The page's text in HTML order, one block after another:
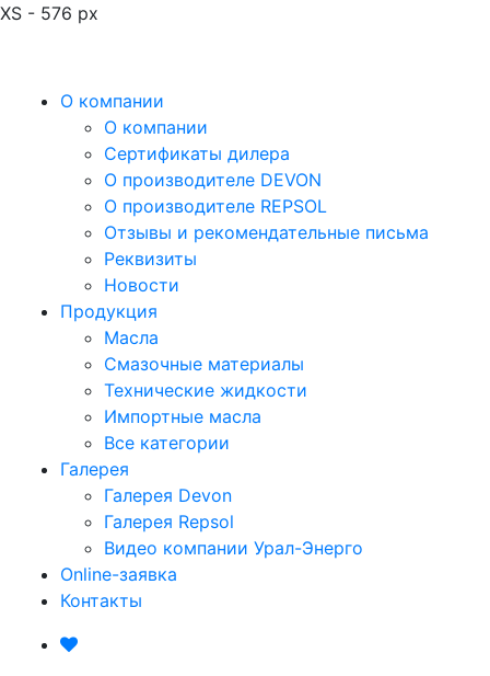
XS - 576 px
О компании
О компании
Сертификаты дилера
О производителе DEVON
О производителе REPSOL
Отзывы и рекомендательные письма
Реквизиты
Новости
Продукция
Масла
Смазочные материалы
Технические жидкости
Импортные масла
Все категории
Галерея
Галерея Devon
Галерея Repsol
Видео компании Урал-Энерго
Online-заявка
Контакты